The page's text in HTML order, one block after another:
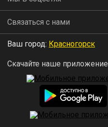
Связаться с нами
Ваш город: Красногорск
Скачайте наше приложение